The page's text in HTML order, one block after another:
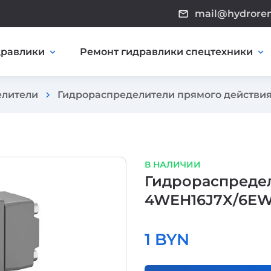
mail_outline
expand_more Ремонт гидравлики спецтехники expand_more
chevron_right Гидрораспределители прямого действия
В НАЛИЧИИ
4WEH16J7X/
1 BYN